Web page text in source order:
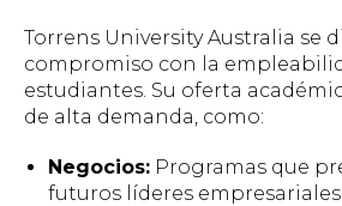
Torrens University Australia se
compromiso con la
estudiantes. Su oferta
de alta demanda, como:
Negocios: Programas que
futuros líderes empresariales.